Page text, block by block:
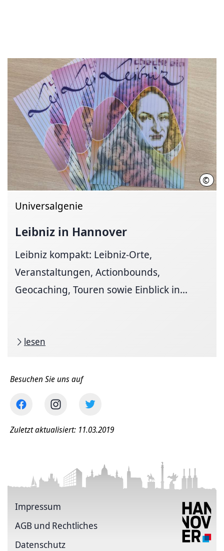
© LHH
Universalgenie
Leibniz in Hannover
Leibniz kompakt: Leibniz-Orte,
Veranstaltungen, Actionbounds,
Geocaching, Touren sowie Einblick in...
lesen
Besuchen Sie uns auf
Zuletzt aktualisiert: 11.03.2019
Impressum
AGB und Rechtliches
Datenschutz